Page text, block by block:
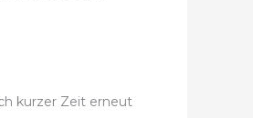
kurzer Zeit erneut